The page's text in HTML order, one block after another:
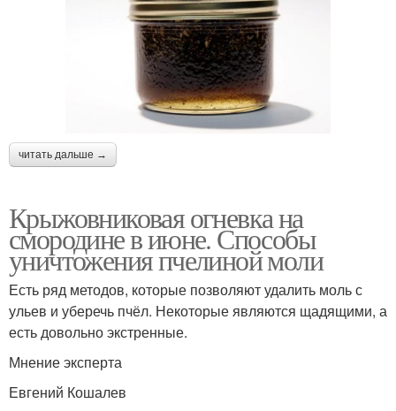
читать дальше →
Крыжовниковая огневка на
смородине в июне. Способы
уничтожения пчелиной моли
Есть ряд методов, которые позволяют удалить моль с
ульев и уберечь пчёл. Некоторые являются щадящими, а
есть довольно экстренные.
Мнение эксперта
Евгений Кошалев